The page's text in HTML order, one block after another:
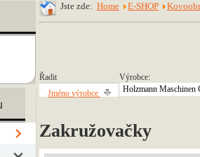
Jste zde: Home E-SHOP
Řadit
Jméno výrobce
Výrobce:
Holzmann Maschinen
Zakružovačky